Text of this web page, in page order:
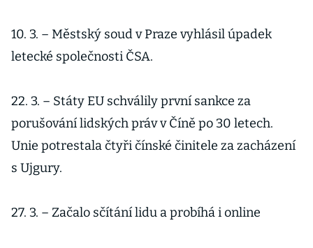
10. 3. – Městský soud v Praze vyhlásil úpadek
letecké společnosti ČSA.
22. 3. – Státy EU schválily první sankce za
porušování lidských práv v Číně po 30 letech.
Unie potrestala čtyři čínské činitele za zacházení
s Ujgury.
27. 3. – Začalo sčítání lidu a probíhá i online